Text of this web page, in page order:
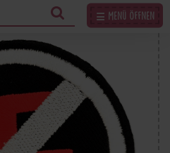
☰ Menü öffnen